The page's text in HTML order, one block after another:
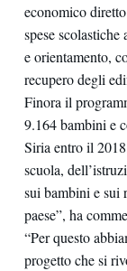
economico
spese
e orientamento,
recupero degli
Finora il
9.164 bambini e
Siria entro il
scuola,
sui bambini e sui
paese”, ha
“Per questo
progetto che si